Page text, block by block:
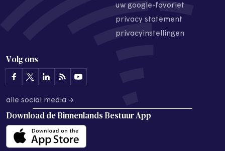
uw google-favoriet
privacy statement
privacyinstellingen
Volg ons
alle social media →
Download de Binnenlands Bestuur App